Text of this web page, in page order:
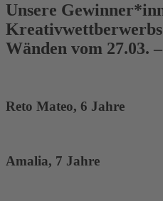
Unsere
Wänden vom 27.03.
Reto Mateo, 6 Jahre
Amalia, 7 Jahre